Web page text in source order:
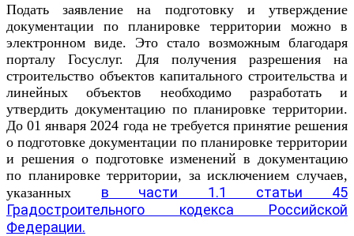
Подать заявление на подготовку и утверждение
документации по планировке территории можно в
электронном виде. Это стало возможным благодаря
порталу Госуслуг. Для получения разрешения на
строительство объектов капитального строительства и
линейных объектов необходимо разработать и
утвердить документацию по планировке территории.
До 01 января 2024 года не требуется принятие решения
о подготовке документации по планировке территории
и решения о подготовке изменений в документацию
по планировке территории, за исключением случаев,
указанных в части 1.1 статьи 45
Градостроительного кодекса Российской
Федерации.